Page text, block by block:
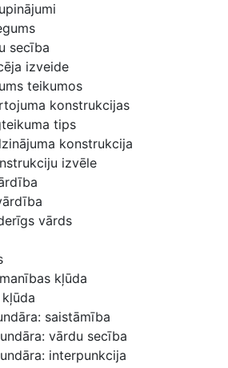
secība
izveide
teikumos
konstrukcijas
tips
konstrukcija
izvēle
vārds
kļūda
saistāmība
vārdu secība
interpunkcija